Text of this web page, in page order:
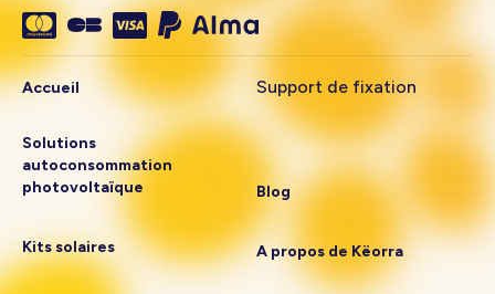
Accueil
Solutions
autoconsommation
photovoltaïque
Kits solaires
Support de fixation
Blog
A propos de Këorra